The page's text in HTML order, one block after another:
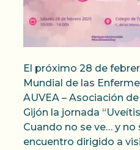
El próximo 28 de
Mundial de las
AUVEA – Asociación
Gijón la jornada
Cuando no se ve… y no
encuentro dirigido a